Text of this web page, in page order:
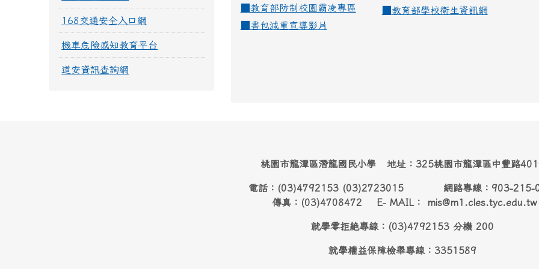
教育部防制校園霸凌專區
教育部學校衛生資訊網
書包減重宣導影片
168交通安全入口網
機車危險感知教育平台
道安資訊查詢網
桃園市龍潭區潛龍國民小學 地址：325桃園市龍潭區中豐路
電話：(03)4792153 (03)2723015 網路專線：903-215-
傳真：(03)4708472 E- MAIL： mis@m1.cles.tyc.edu.tw
就學零拒絶專線：(03)4792153 分機 200
就學權益保障檢舉專線：3351589